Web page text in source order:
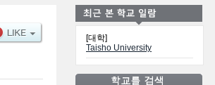
[대학]
Taisho University